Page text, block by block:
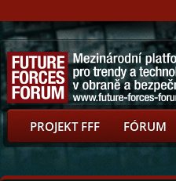
PROJEKT FFF FÓRUM